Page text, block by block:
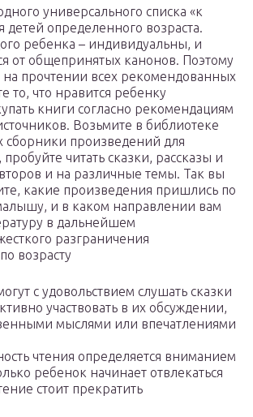
универсального списка «к
детей определенного возраста.
ребенка – индивидуальны, и
от общепринятых канонов. Поэтому
на прочтении всех рекомендованных
то, что нравится ребенку
книги согласно рекомендациям
Возьмите в библиотеке
сборники произведений для
читать сказки, рассказы и
и на различные темы. Так вы
какие произведения пришлись по
и в каком направлении вам
в дальнейшем
разграничения
возрасту
с удовольствием слушать сказки
участвовать в их обсуждении,
мыслями или впечатлениями
чтения определяется вниманием
ребенок начинает отвлекаться
стоит прекратить